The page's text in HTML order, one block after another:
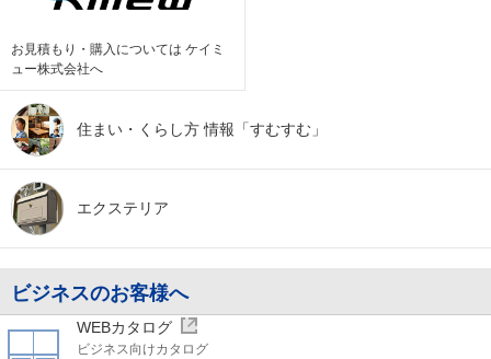
お見積もり・購入については ケイミ
ュー株式会社へ
住まい・くらし方情報「すむすむ」
エクステリア
ビジネスのお客様へ
WEBカタログ
ビジネス向けカタログ